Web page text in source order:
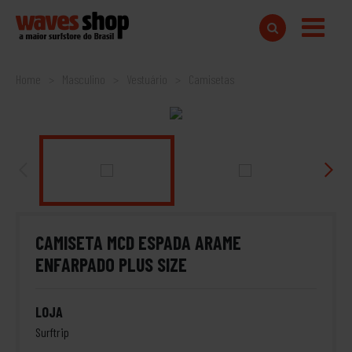
Home Camisetas
CAMISETA MCD ESPADA ARAME
ENFARPADO PLUS SIZE
LOJA
Surftrip